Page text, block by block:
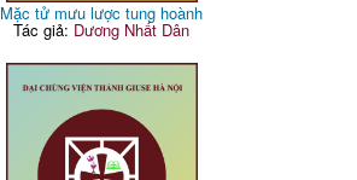
Mặc tử mưu lược tung hoành
Tác giả: Dương Nhất Dân